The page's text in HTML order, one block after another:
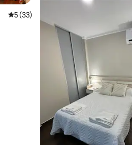
5 de uma avaliação média de 5, 33
5 (33)